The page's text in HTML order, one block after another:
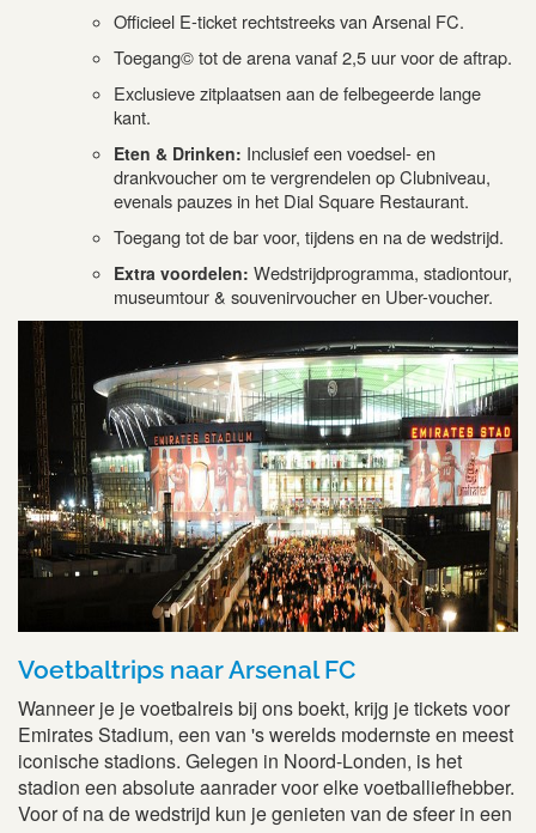
Officieel E-ticket rechtstreeks van Arsenal FC.
Toegang© tot de arena vanaf 2,5 uur voor de aftrap.
Exclusieve zitplaatsen aan de felbegeerde lange
kant.
Eten & Drinken: Inclusief een voedsel- en
drankvoucher om te vergrendelen op Clubniveau,
evenals pauzes in het Dial Square Restaurant.
Toegang tot de bar voor, tijdens en na de wedstrijd.
Extra voordelen: Wedstrijdprogramma, stadiontour,
museumtour & souvenirvoucher en Uber-voucher.
Voetbaltrips naar Arsenal FC
Wanneer je je voetbalreis bij ons boekt, krijg je tickets voor
Emirates Stadium, een van 's werelds modernste en meest
iconische stadions. Gelegen in Noord-Londen, is het
stadion een absolute aanrader voor elke voetballiefhebber.
Voor of na de wedstrijd kun je genieten van de sfeer in een